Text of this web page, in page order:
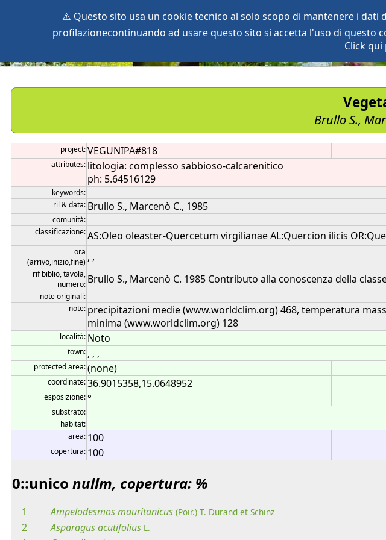
⚠️ Questo sito usa un cookie tecnico al solo scopo di mantenere i dati
profilazionecontinuando ad usare questo sito si accetta l'uso di
Click
Brullo S.,
project:VEGUNIPA#818
attributes: litologia: complesso sabbioso-calcarenitico
ph: 5.64516129
keywords:
ril & data: Brullo S., Marcenò C., 1985
comunità:
classificazione:AS:Oleo oleaster-Quercetum virgilianae AL:Quercion ilicis
ora
(arrivo,inizio,fine) , ,
rif biblio, tavola,
numero: Brullo S., Marcenò C. 1985 Contributo alla conoscenza della
note originali:
note: precipitazioni medie (www.worldclim.org) 468, temperatura
minima (www.worldclim.org) 128
località: Noto
town: , , ,
protected area:(none)
coordinate:36.9015358,15.0648952
esposizione: °
substrato:
habitat:
area: 100
copertura: 100
0::unico nullm, copertura: %
1 Ampelodesmosmauritanicus (Poir.) T. Durand et Schinz
2 Asparagusacutifolius L.